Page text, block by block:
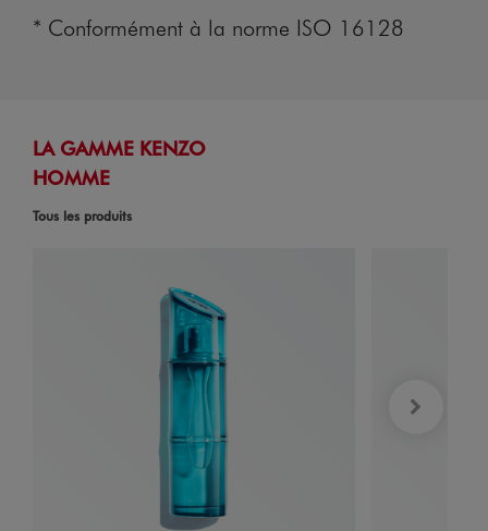
* Conformément à la norme ISO 16128
LA GAMME KENZO
HOMME
Tous les produits